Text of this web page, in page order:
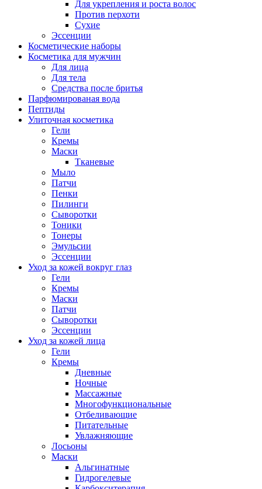
Для укрепления и роста волос
Против перхоти
Сухие
Эссенции
Косметические наборы
Косметика для мужчин
Для лица
Для тела
Средства после бритья
Парфюмированая вода
Пептиды
Улиточная косметика
Гели
Кремы
Маски
Тканевые
Мыло
Патчи
Пенки
Пилинги
Сыворотки
Тоники
Тонеры
Эмульсии
Эссенции
Уход за кожей вокруг глаз
Гели
Кремы
Маски
Патчи
Сыворотки
Эссенции
Уход за кожей лица
Гели
Кремы
Дневные
Ночные
Массажные
Многофункциональные
Отбеливающие
Питательные
Увлажняющие
Лосьоны
Маски
Альгинатные
Гидрогелевые